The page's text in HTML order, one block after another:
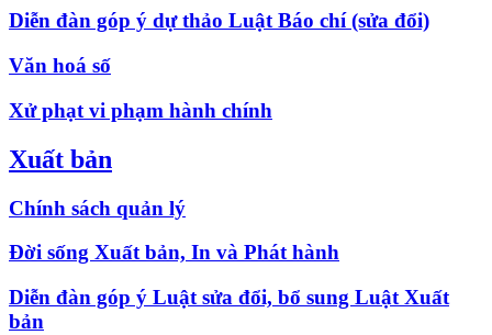
Diễn đàn góp ý dự thảo Luật Báo chí (sửa đổi)
Văn hoá số
Xử phạt vi phạm hành chính
Xuất bản
Chính sách quản lý
Đời sống Xuất bản, In và Phát hành
Diễn đàn góp ý Luật sửa đổi, bổ sung Luật Xuất
bản